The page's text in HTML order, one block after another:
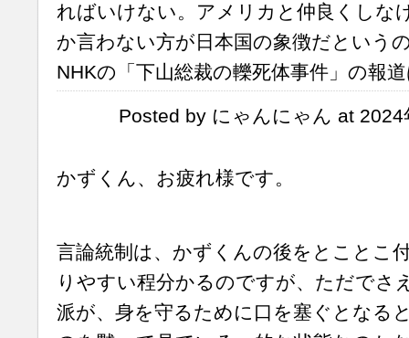
ればいけない。アメリカと仲良くしな
か言わない方が日本国の象徴だという
NHKの「下山総裁の轢死体事件」の報
Posted by にゃんにゃん at
かずくん、お疲れ様です。
言論統制は、かずくんの後をとことこ
りやすい程分かるのですが、ただでさ
派が、身を守るために口を塞ぐとなる